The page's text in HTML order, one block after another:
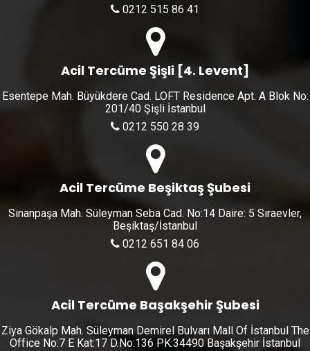
0212 515 86 41
Acil Tercüme Şişli [4. Levent]
Esentepe Mah. Büyükdere Cad. LOFT Residence Apt. A Blok No:
201/40 Şişli İstanbul
0212 550 28 39
Acil Tercüme Beşiktaş Şubesi
Sinanpaşa Mah. Süleyman Seba Cad. No:14 Daire: 5 Sıraevler,
Beşiktaş/İstanbul
0212 651 84 06
Acil Tercüme Başakşehir Şubesi
Ziya Gökalp Mah. Süleyman Demirel Bulvarı Mall Of İstanbul The
Office No:7 E Kat:17 D.No:136 PK:34490 Başakşehir İstanbul